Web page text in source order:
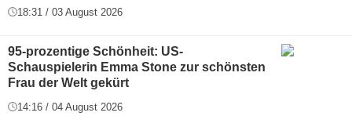
18:31 / 03 August 2026
95-prozentige Schönheit: US-
Schauspielerin Emma Stone zur schönsten
Frau der Welt gekürt
14:16 / 04 August 2026